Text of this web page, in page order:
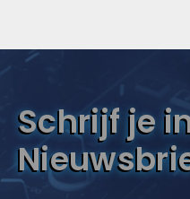
Schrijf je